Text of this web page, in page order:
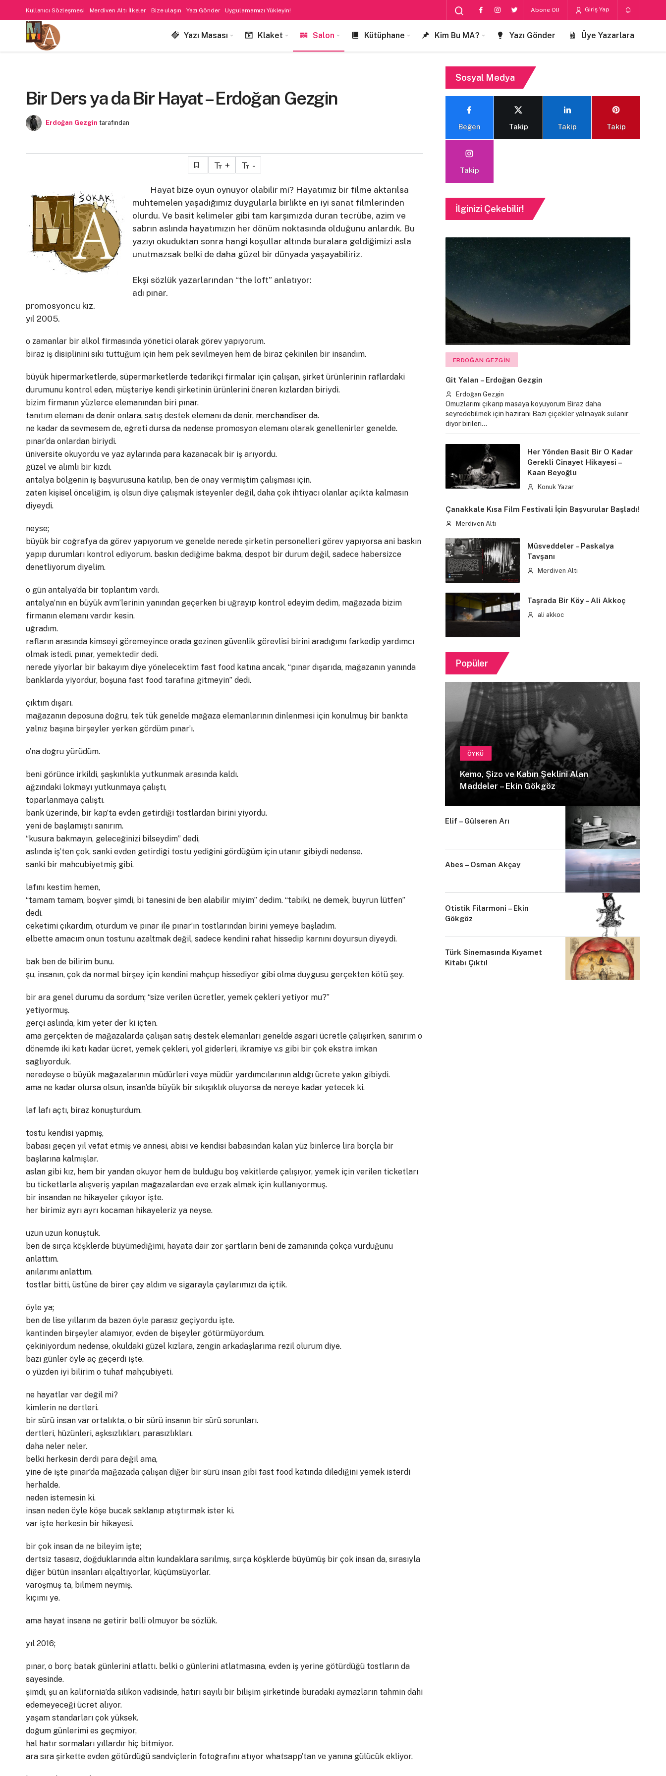
Kullanıcı Sözleşmesi Merdiven Altı İlkeler Bize ulaşın Yazı Gönder Uygulamamızı Yükleyin! Abone Ol! Giriş Yap
Yazı Masası Klaket Salon Kütüphane Kim Bu MA? Yazı Gönder Üye Yazarlara
Bir Ders ya da Bir Hayat – Erdoğan Gezgin
Erdoğan Gezgin tarafından
+ -
Hayat bize oyun oynuyor olabilir mi? Hayatımız bir filme aktarılsa
muhtemelen yaşadığımız duygularla birlikte en iyi sanat filmlerinden
olurdu. Ve basit kelimeler gibi tam karşımızda duran tecrübe, azim ve
sabrın aslında hayatımızın her dönüm noktasında olduğunu anlardık. Bu
yazıyı okuduktan sonra hangi koşullar altında buralara geldiğimizi asla
unutmazsak belki de daha güzel bir dünyada yaşayabiliriz.
Ekşi sözlük yazarlarından “the loft” anlatıyor:
adı pınar.
promosyoncu kız.
yıl 2005.
o zamanlar bir alkol firmasında yönetici olarak görev yapıyorum.
biraz iş disiplinini sıkı tuttuğum için hem pek sevilmeyen hem de biraz çekinilen bir insandım.
büyük hipermarketlerde, süpermarketlerde tedarikçi firmalar için çalışan, şirket ürünlerinin raflardaki
durumunu kontrol eden, müşteriye kendi şirketinin ürünlerini öneren kızlardan biriydi.
bizim firmanın yüzlerce elemanından biri pınar.
tanıtım elemanı da denir onlara, satış destek elemanı da denir, merchandiser da.
ne kadar da sevmesem de, eğreti dursa da nedense promosyon elemanı olarak genellenirler genelde.
pınar’da onlardan biriydi.
üniversite okuyordu ve yaz aylarında para kazanacak bir iş arıyordu.
güzel ve alımlı bir kızdı.
antalya bölgenin iş başvurusuna katılıp, ben de onay vermiştim çalışması için.
zaten kişisel önceliğim, iş olsun diye çalışmak isteyenler değil, daha çok ihtiyacı olanlar açıkta kalmasın
diyeydi.
neyse;
büyük bir coğrafya da görev yapıyorum ve genelde nerede şirketin personelleri görev yapıyorsa ani baskın
yapıp durumları kontrol ediyorum. baskın dediğime bakma, despot bir durum değil, sadece habersizce
denetliyorum diyelim.
o gün antalya’da bir toplantım vardı.
antalya’nın en büyük avm’lerinin yanından geçerken bi uğrayıp kontrol edeyim dedim, mağazada bizim
firmanın elemanı vardır kesin.
uğradım.
rafların arasında kimseyi göremeyince orada gezinen güvenlik görevlisi birini aradığımı farkedip yardımcı
olmak istedi. pınar, yemektedir dedi.
nerede yiyorlar bir bakayım diye yönelecektim fast food katına ancak, “pınar dışarıda, mağazanın yanında
banklarda yiyordur, boşuna fast food tarafına gitmeyin” dedi.
çıktım dışarı.
mağazanın deposuna doğru, tek tük genelde mağaza elemanlarının dinlenmesi için konulmuş bir bankta
yalnız başına birşeyler yerken gördüm pınar’ı.
o’na doğru yürüdüm.
beni görünce irkildi, şaşkınlıkla yutkunmak arasında kaldı.
ağzındaki lokmayı yutkunmaya çalıştı,
toparlanmaya çalıştı.
bank üzerinde, bir kap’ta evden getirdiği tostlardan birini yiyordu.
yeni de başlamıştı sanırım.
“kusura bakmayın, geleceğinizi bilseydim” dedi,
aslında iş’ten çok, sanki evden getirdiği tostu yediğini gördüğüm için utanır gibiydi nedense.
sanki bir mahcubiyetmiş gibi.
lafını kestim hemen,
“tamam tamam, boşver şimdi, bi tanesini de ben alabilir miyim” dedim. “tabiki, ne demek, buyrun lütfen”
dedi.
ceketimi çıkardım, oturdum ve pınar ile pınar’ın tostlarından birini yemeye başladım.
elbette amacım onun tostunu azaltmak değil, sadece kendini rahat hissedip karnını doyursun diyeydi.
bak ben de bilirim bunu.
şu, insanın, çok da normal birşey için kendini mahçup hissediyor gibi olma duygusu gerçekten kötü şey.
bir ara genel durumu da sordum; “size verilen ücretler, yemek çekleri yetiyor mu?”
yetiyormuş.
gerçi aslında, kim yeter der ki içten.
ama gerçekten de mağazalarda çalışan satış destek elemanları genelde asgari ücretle çalışırken, sanırım o
dönemde iki katı kadar ücret, yemek çekleri, yol giderleri, ikramiye v.s gibi bir çok ekstra imkan
sağlıyorduk.
neredeyse o büyük mağazalarının müdürleri veya müdür yardımcılarının aldığı ücrete yakın gibiydi.
ama ne kadar olursa olsun, insan’da büyük bir sıkışıklık oluyorsa da nereye kadar yetecek ki.
laf lafı açtı, biraz konuşturdum.
tostu kendisi yapmış,
babası geçen yıl vefat etmiş ve annesi, abisi ve kendisi babasından kalan yüz binlerce lira borçla bir
başlarına kalmışlar.
aslan gibi kız, hem bir yandan okuyor hem de bulduğu boş vakitlerde çalışıyor, yemek için verilen ticketları
bu ticketlarla alışveriş yapılan mağazalardan eve erzak almak için kullanıyormuş.
bir insandan ne hikayeler çıkıyor işte.
her birimiz ayrı ayrı kocaman hikayeleriz ya neyse.
uzun uzun konuştuk.
ben de sırça köşklerde büyümediğimi, hayata dair zor şartların beni de zamanında çokça vurduğunu
anlattım.
anılarımı anlattım.
tostlar bitti, üstüne de birer çay aldım ve sigarayla çaylarımızı da içtik.
öyle ya;
ben de lise yıllarım da bazen öyle parasız geçiyordu işte.
kantinden birşeyler alamıyor, evden de bişeyler götürmüyordum.
çekiniyordum nedense, okuldaki güzel kızlara, zengin arkadaşlarıma rezil olurum diye.
bazı günler öyle aç geçerdi işte.
o yüzden iyi bilirim o tuhaf mahçubiyeti.
ne hayatlar var değil mi?
kimlerin ne dertleri.
bir sürü insan var ortalıkta, o bir sürü insanın bir sürü sorunları.
dertleri, hüzünleri, aşksızlıkları, parasızlıkları.
daha neler neler.
belki herkesin derdi para değil ama,
yine de işte pınar’da mağazada çalışan diğer bir sürü insan gibi fast food katında dilediğini yemek isterdi
herhalde.
neden istemesin ki.
insan neden öyle köşe bucak saklanıp atıştırmak ister ki.
var işte herkesin bir hikayesi.
bir çok insan da ne bileyim işte;
dertsiz tasasız, doğduklarında altın kundaklara sarılmış, sırça köşklerde büyümüş bir çok insan da, sırasıyla
diğer bütün insanları alçaltıyorlar, küçümsüyorlar.
varoşmuş ta, bilmem neymiş.
kıçımı ye.
ama hayat insana ne getirir belli olmuyor be sözlük.
yıl 2016;
pınar, o borç batak günlerini atlattı. belki o günlerini atlatmasına, evden iş yerine götürdüğü tostların da
sayesinde.
şimdi, şu an kalifornia’da silikon vadisinde, hatırı sayılı bir bilişim şirketinde buradaki aymazların tahmin dahi
edemeyeceği ücret alıyor.
yaşam standarları çok yüksek.
doğum günlerimi es geçmiyor,
hal hatır sormaları yıllardır hiç bitmiyor.
ara sıra şirkette evden götürdüğü sandviçlerin fotoğrafını atıyor whatsapp’tan ve yanına gülücük ekliyor.
Sosyal Medya
Beğen Takip Takip Takip
Takip
İlginizi Çekebilir!
ERDOĞAN GEZGIN
Git Yalan – Erdoğan Gezgin
Erdoğan Gezgin
Omuzlarımı çıkarıp masaya koyuyorum Biraz daha
seyredebilmek için haziranı Bazı çiçekler yalınayak sulanır
diyor birileri…
Her Yönden Basit Bir O Kadar
Gerekli Cinayet Hikayesi –
Kaan Beyoğlu
Konuk Yazar
Çanakkale Kısa Film Festivali İçin Başvurular Başladı!
Merdiven Altı
Müsveddeler – Paskalya
Tavşanı
Merdiven Altı
Taşrada Bir Köy – Ali Akkoç
ali akkoc
Popüler
ÖYKÜ
Kemo, Şizo ve Kabın Şeklini Alan
Maddeler – Ekin Gökgöz
Elif – Gülseren Arı
Abes – Osman Akçay
Otistik Filarmoni – Ekin
Gökgöz
Türk Sinemasında Kıyamet
Kitabı Çıktı!